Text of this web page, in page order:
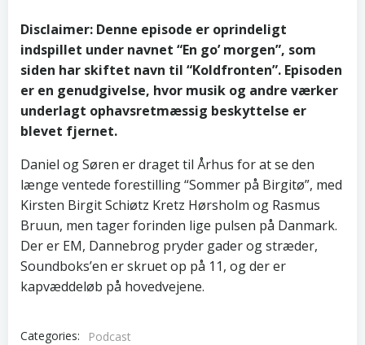
Disclaimer: Denne episode er oprindeligt
indspillet under navnet “En go’ morgen”, som
siden har skiftet navn til “Koldfronten”. Episoden
er en genudgivelse, hvor musik og andre værker
underlagt ophavsretmæssig beskyttelse er
blevet fjernet.
Daniel og Søren er draget til Århus for at se den
længe ventede forestilling “Sommer på Birgitø”, med
Kirsten Birgit Schiøtz Kretz Hørsholm og Rasmus
Bruun, men tager forinden lige pulsen på Danmark.
Der er EM, Dannebrog pryder gader og stræder,
Soundboks’en er skruet op på 11, og der er
kapvæddeløb på hovedvejene.
Categories:
Podcast